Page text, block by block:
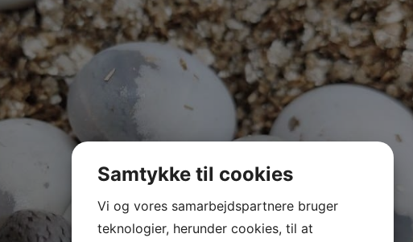
Samtykke til cookies
Vi og vores samarbejdspartnere bruger
teknologier, herunder cookies, til at